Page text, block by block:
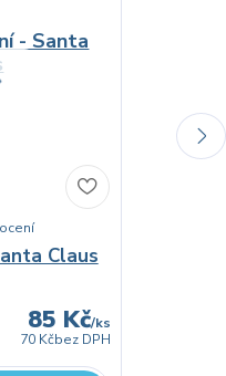
Claus
85 Kč/ks
70 Kčbez DPH